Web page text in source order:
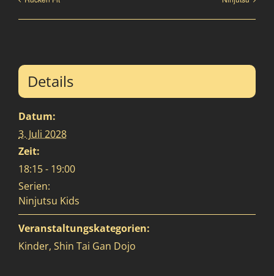
Details
Datum:
3. Juli 2028
Zeit:
18:15 - 19:00
Serien:
Ninjutsu Kids
Veranstaltungskategorien:
Kinder, Shin Tai Gan Dojo